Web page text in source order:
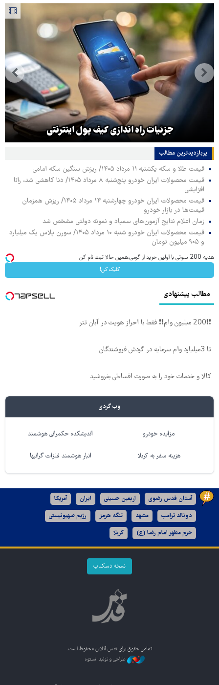
جزئیات راه اندازی کیف پول اینترنتی
پربازدیدترین‌ مطالب
قیمت طلا و سکه یکشنبه ۱۱ مرداد ۱۴۰۵/ ریزش سنگین سکه امامی
قیمت محصولات ایران خودرو پنج‌شنبه ۸ مرداد ۱۴۰۵/ دنا کاهشی شد، رانا
افزایشی
قیمت محصولات ایران خودرو چهارشنبه ۱۴ مرداد ۱۴۰۵/ ریزش همزمان
قیمت‌ها در بازار خودرو
زمان اعلام نتایج آزمون‌های سمپاد و نمونه دولتی مشخص شد
قیمت محصولات ایران خودرو شنبه ۱۰ مرداد ۱۴۰۵/ سورن پلاس یک میلیارد
و ۹۰۵ میلیون تومان
هدیه 200 سوتی با اولین خرید از گرمی،همین حالا ثبت نام کن
کلیک کن!
مطالب پیشنهادی
❗❗200 میلیون وام❗❗ فقط با احراز هویت در آبان تتر
تا 3میلیارد وام سرمایه در گردش فروشندگان
کالا و خدمات خود را به صورت اقساطی بفروشید
وب گردی
مزایده خودرو اندیشکده حکمرانی هوشمند
هزینه سفر به کربلا انبار هوشمند فلزات گرانبها
آستان قدس رضوی اربعین حسینی ایران آمریکا
دونالد ترامپ مشهد تنگه هرمز رژیم صهیونیستی
حرم مطهر امام رضا (ع) کربلا
نسخه دسکتاپ
تمامی حقوق برای قدس آنلاین محفوظ است.
طراحی و تولید: نستوه